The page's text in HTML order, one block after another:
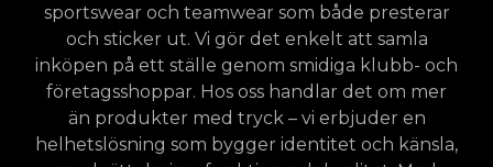
sportswear och teamwear som både presterar
och sticker ut. Vi gör det enkelt att samla
inköpen på ett ställe genom smidiga klubb- och
företagsshoppar. Hos oss handlar det om mer
än produkter med tryck – vi erbjuder en
helhetslösning som bygger identitet och känsla,